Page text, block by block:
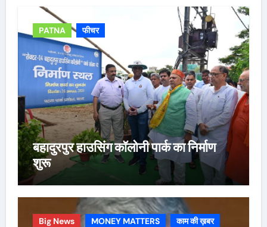
PATNA फीचर
बहादुरपुर हाउसिंग कॉलोनी पार्क का निर्माण
शुरू
Big News MONEY MATTERS
काम की ख़बर